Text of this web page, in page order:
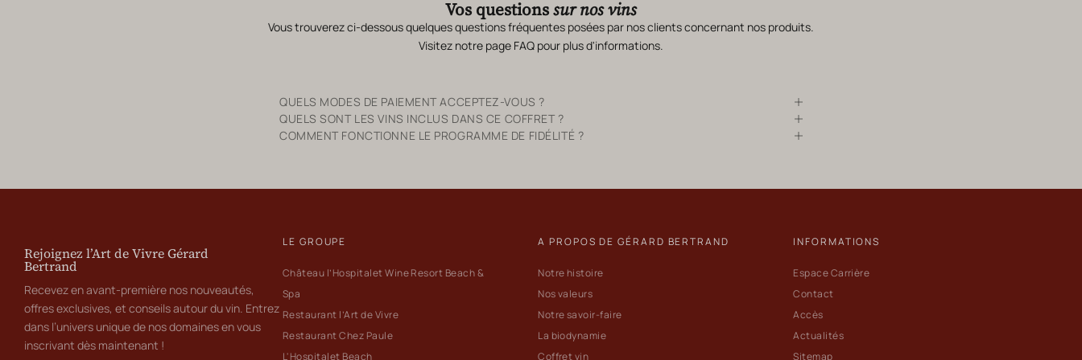
Vos questionssur nos vins
Vous trouverez ci-dessous quelques questions fréquentes posées par nos clients concernant nos produits.
Visitez notre page FAQ pour plus d'informations.
QUELS MODES DE PAIEMENT ACCEPTEZ-VOUS ?
QUELS SONT LES VINS INCLUS DANS CE COFFRET ?
COMMENT FONCTIONNE LE PROGRAMME DE FIDÉLITÉ ?
Rejoignez l’Art de Vivre Gérard
Bertrand
Recevez en avant-première nos nouveautés,
offres exclusives, et conseils autour du vin. Entrez
dans l’univers unique de nos domaines en vous
inscrivant dès maintenant !
LE GROUPE
Château l’Hospitalet Wine Resort Beach &
Spa
Restaurant l’Art de Vivre
Restaurant Chez Paule
L'Hospitalet Beach
A PROPOS DE GÉRARD BERTRAND
Notre histoire
Nos valeurs
Notre savoir-faire
La biodynamie
Coffret vin
INFORMATIONS
Espace Carrière
Contact
Accès
Actualités
Sitemap